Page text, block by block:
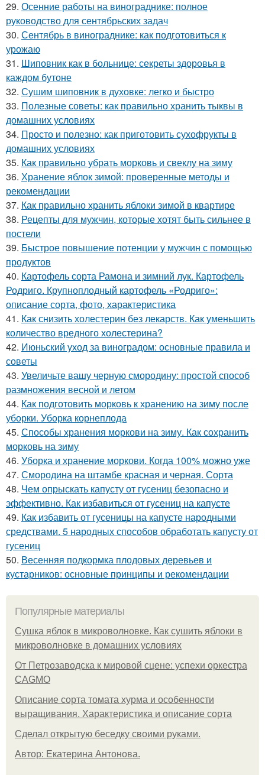
29. Осенние работы на винограднике: полное
руководство для сентябрьских задач
30. Сентябрь в винограднике: как подготовиться к
урожаю
31. Шиповник как в больнице: секреты здоровья в
каждом бутоне
32. Сушим шиповник в духовке: легко и быстро
33. Полезные советы: как правильно хранить тыквы в
домашних условиях
34. Просто и полезно: как приготовить сухофрукты в
домашних условиях
35. Как правильно убрать морковь и свеклу на зиму
36. Хранение яблок зимой: проверенные методы и
рекомендации
37. Как правильно хранить яблоки зимой в квартире
38. Рецепты для мужчин, которые хотят быть сильнее в
постели
39. Быстрое повышение потенции у мужчин с помощью
продуктов
40. Картофель сорта Рамона и зимний лук. Картофель
Родриго. Крупноплодный картофель «Родриго»:
описание сорта, фото, характеристика
41. Как снизить холестерин без лекарств. Как уменьшить
количество вредного холестерина?
42. Июньский уход за виноградом: основные правила и
советы
43. Увеличьте вашу черную смородину: простой способ
размножения весной и летом
44. Как подготовить морковь к хранению на зиму после
уборки. Уборка корнеплода
45. Способы хранения моркови на зиму. Как сохранить
морковь на зиму
46. Уборка и хранение моркови. Когда 100% можно уже
47. Смородина на штамбе красная и черная. Сорта
48. Чем опрыскать капусту от гусениц безопасно и
эффективно. Как избавиться от гусениц на капусте
49. Как избавить от гусеницы на капусте народными
средствами. 5 народных способов обработать капусту от
гусениц
50. Весенняя подкормка плодовых деревьев и
кустарников: основные принципы и рекомендации
Популярные материалы
Сушка яблок в микроволновке. Как сушить яблоки в
микроволновке в домашних условиях
От Петрозаводска к мировой сцене: успехи оркестра
CAGMO
Описание сорта томата хурма и особенности
выращивания. Характеристика и описание сорта
Сделал открытую беседку своими руками.
Автор: Екатерина Антонова.